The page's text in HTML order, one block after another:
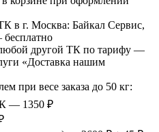
в г. Москва: Байкал Сервис,
другой ТК по тарифу —
«Доставка нашим
при весе заказа до 50 кг:
— 1350 ₽